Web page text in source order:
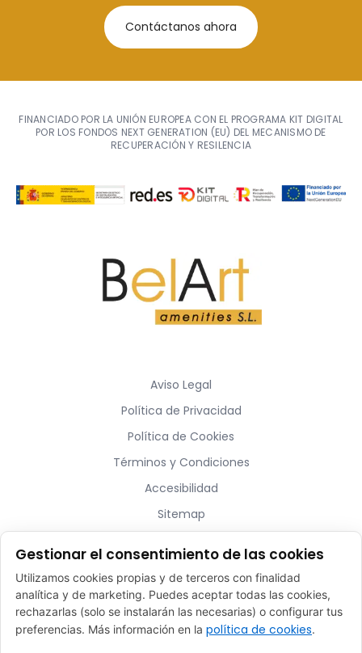
Contáctanos ahora
FINANCIADO POR LA UNIÓN EUROPEA CON EL PROGRAMA KIT DIGITAL
POR LOS FONDOS NEXT GENERATION (EU) DEL MECANISMO DE
RECUPERACIÓN Y RESILENCIA
Aviso Legal
Política de Privacidad
Política de Cookies
Términos y Condiciones
Accesibilidad
Sitemap
¿Hablamos?
ventas@belart-amenities.com
(+34) 93 753 80 76
Gestionar el consentimiento de las cookies
Utilizamos cookies propias y de terceros con finalidad
analítica y de marketing. Puedes aceptar todas las cookies,
rechazarlas (solo se instalarán las necesarias) o configurar tus
preferencias. Más información en la política de cookies.